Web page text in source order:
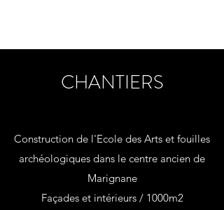
CHANTIERS
Construction de l'Ecole des Arts et fouilles
archéologiques dans le centre ancien de
Marignane
Façades et intérieurs / 1000m2